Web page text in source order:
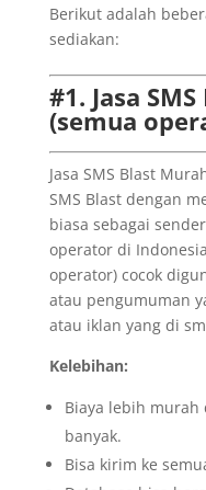
Berikut adalah
sediakan:
#1. Jasa
(semua
Jasa SMS Blast
SMS Blast dengan
biasa sebagai
operator di
operator) cocok
atau pengumuman
atau iklan yang di
Kelebihan:
Biaya lebih
banyak.
Bisa kirim ke